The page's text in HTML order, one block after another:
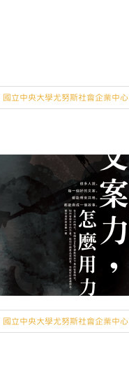
國立中央大學尤努斯社會企業中心
國立中央大學尤努斯社會企業中心